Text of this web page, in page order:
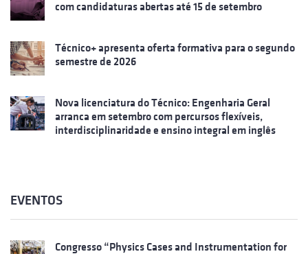
com candidaturas abertas até 15 de setembro
Técnico+ apresenta oferta formativa para o segundo
semestre de 2026
Nova licenciatura do Técnico: Engenharia Geral
arranca em setembro com percursos flexíveis,
interdisciplinaridade e ensino integral em inglês
EVENTOS
Congresso “Physics Cases and Instrumentation for